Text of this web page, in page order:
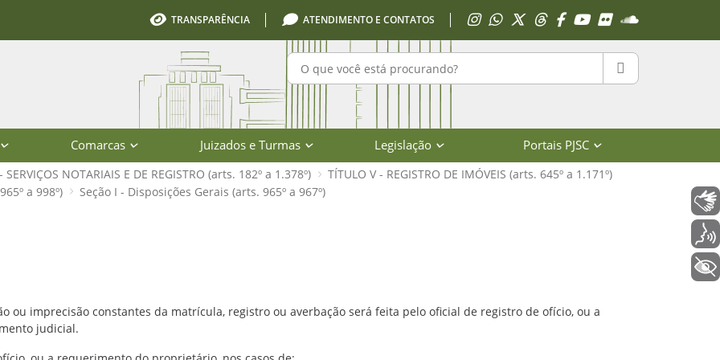
TRANSPARÊNCIA ATENDIMENTO E CONTATOS Acessar Instagram
Acessar WhatsApp
Acessar XAcessar Threads
Acessar Facebook
Acessar YouTube
Acessar Flickr
Acessar
Pesquisar no portal PESQUISAR
Comarcas Juizados e Turmas Legislação Portais PJSC
SERVIÇOS NOTARIAIS E DE REGISTRO (arts. 182º a 1.378º)
TÍTULO V - REGISTRO DE IMÓVEIS (arts. 645º a 1.171º)
a 998º)
Seção I - Disposições Gerais (arts. 965º a 967º)
a 967º) - Código de Normas - Poder Judiciário de Santa Catarina
ou imprecisão constantes da matrícula, registro ou averbação será feita pelo oficial de registro de ofício, ou a
judicial.